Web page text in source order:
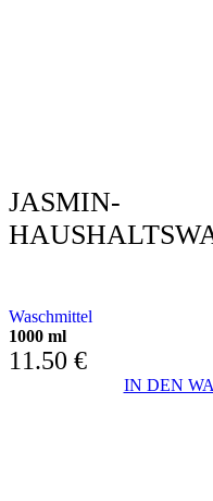
JASMIN-
Waschmittel
1000 ml
11.50 €
IN DEN